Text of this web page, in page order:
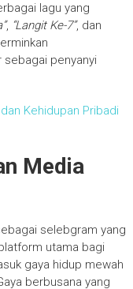
lagu yang
, “Langit Ke-7”, dan
sebagai penyanyi
Kehidupan Pribadi
Media
selebgram yang
utama bagi
gaya hidup mewah
berbusana yang